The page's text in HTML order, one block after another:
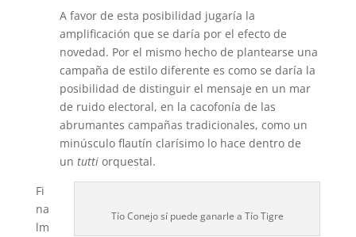
A favor de esta posibilidad jugaría la
amplificación que se daría por el efecto de
novedad. Por el mismo hecho de plantearse una
campaña de es­tilo diferente es como se daría la
posibilidad de distinguir el mensaje en un mar
de ruido electoral, en la cacofonía de las
abrumantes campañas tradi­cionales, como un
minúsculo flautín clarísimo lo hace dentro de
un tuttior­questal.
Tío Conejo sí puede ganarle a Tío Tigre
Fi
na
lm